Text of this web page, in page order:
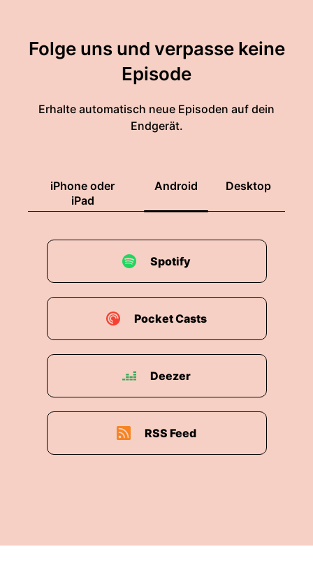
Folge uns und verpasse keine
Episode
Erhalte automatisch neue Episoden auf dein
Endgerät.
iPhone oder
iPad
Android Desktop
Spotify
Pocket Casts
Deezer
RSS Feed